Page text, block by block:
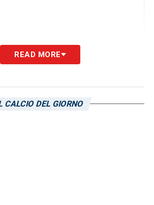
messaggi che ho ricevuto, mi
Non vedo l’ora di
momenti insieme a voi
READ MORE
CALCIO DEL GIORNO